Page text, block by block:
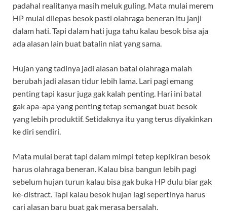
padahal realitanya masih meluk guling. Mata mulai merem
HP mulai dilepas besok pasti olahraga beneran itu janji
dalam hati. Tapi dalam hati juga tahu kalau besok bisa aja
ada alasan lain buat batalin niat yang sama.
Hujan yang tadinya jadi alasan batal olahraga malah
berubah jadi alasan tidur lebih lama. Lari pagi emang
penting tapi kasur juga gak kalah penting. Hari ini batal
gak apa-apa yang penting tetap semangat buat besok
yang lebih produktif. Setidaknya itu yang terus diyakinkan
ke diri sendiri.
Mata mulai berat tapi dalam mimpi tetep kepikiran besok
harus olahraga beneran. Kalau bisa bangun lebih pagi
sebelum hujan turun kalau bisa gak buka HP dulu biar gak
ke-distract. Tapi kalau besok hujan lagi sepertinya harus
cari alasan baru buat gak merasa bersalah.